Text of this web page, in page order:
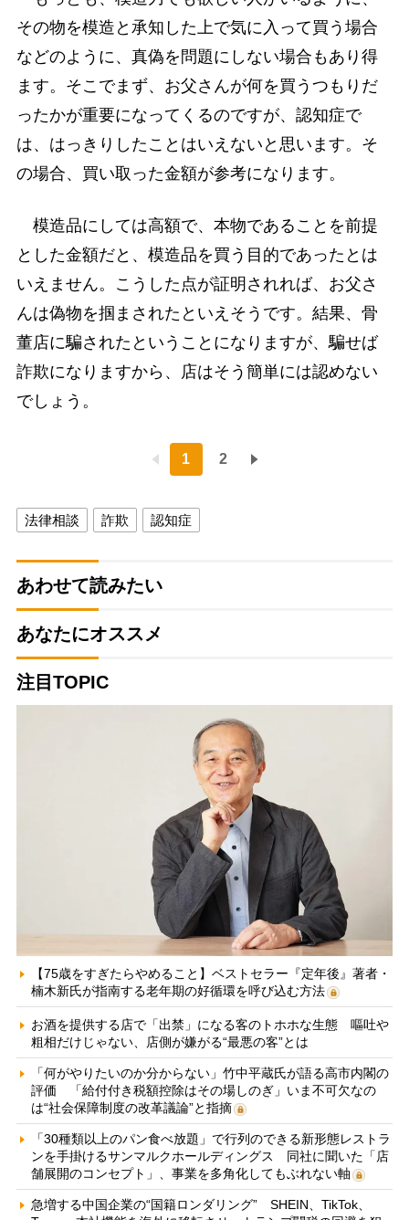
その物を模造と承知した上で気に入って買う場合
などのように、真偽を問題にしない場合もあり得
ます。そこでまず、お父さんが何を買うつもりだ
ったかが重要になってくるのですが、認知症で
は、はっきりしたことはいえないと思います。そ
の場合、買い取った金額が参考になります。
模造品にしては高額で、本物であることを前提
とした金額だと、模造品を買う目的であったとは
いえません。こうした点が証明されれば、お父さ
んは偽物を掴まされたといえそうです。結果、骨
董店に騙されたということになりますが、騙せば
詐欺になりますから、店はそう簡単には認めない
でしょう。
1 2
法律相談 詐欺 認知症
あわせて読みたい
あなたにオススメ
注目TOPIC
【75歳をすぎたらやめること】ベストセラー『定年後』著者・
楠木新氏が指南する老年期の好循環を呼び込む方法
お酒を提供する店で「出禁」になる客のトホホな生態 嘔吐や
粗相だけじゃない、店側が嫌がる“最悪の客”とは
「何がやりたいのか分からない」竹中平蔵氏が語る高市内閣の
評価 「給付付き税額控除はその場しのぎ」いま不可欠なの
は“社会保障制度の改革議論”と指摘
「30種類以上のパン食べ放題」で行列のできる新形態レストラ
ンを手掛けるサンマルクホールディングス 同社に聞いた「店
舗展開のコンセプト」、事業を多角化してもぶれない軸
急増する中国企業の“国籍ロンダリング” SHEIN、TikTok、